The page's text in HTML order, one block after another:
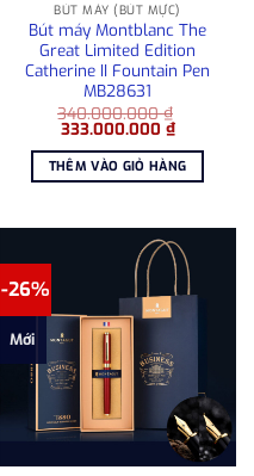
BÚT MÁY (BÚT MỰC)
Bút máy Montblanc The
Great Limited Edition
Catherine II Fountain Pen
MB28631
340.000.000₫
Giá
là:
340.000.000 ₫.
333.000.000 ₫Giá
hiện
tại
là:
THÊM VÀO GIỎ HÀNG
-26%
Mới